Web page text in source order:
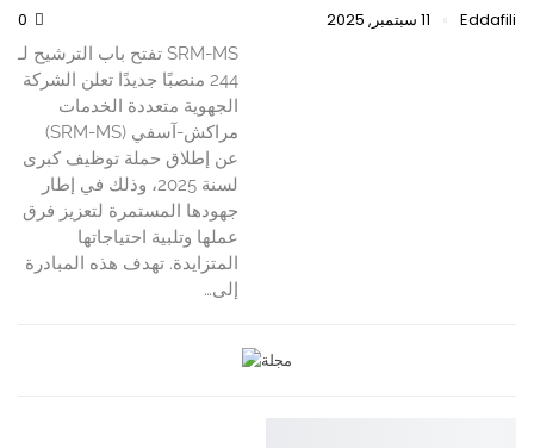
Eddafili 11 سبتمبر, 2025
SRM-MS تفتح باب الترشيح لـ
244 منصبًا جديدًا تعلن الشركة
الجهوية متعددة الخدمات
مراكش-آسفي (SRM-MS)
عن إطلاق حملة توظيف كبرى
لسنة 2025، وذلك في إطار
جهودها المستمرة لتعزيز فرق
عملها وتلبية احتياجاتها
المتزايدة. تهدف هذه المبادرة
إلى…